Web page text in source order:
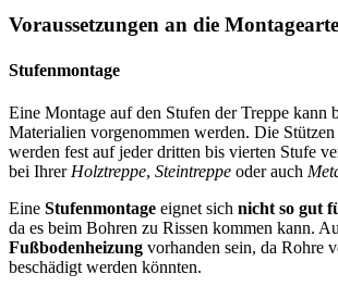
Voraussetzungen an die
Stufenmontage
Eine Montage auf den Stufen der Treppe kann
Materialien vorgenommen werden. Die Stützen
werden fest auf jeder dritten bis vierten Stufe
bei Ihrer Holztreppe, Steintreppe oder auch
Eine Stufenmontage eignet sich nicht so gut
da es beim Bohren zu Rissen kommen kann.
Fußbodenheizung vorhanden sein, da Rohre
beschädigt werden könnten.